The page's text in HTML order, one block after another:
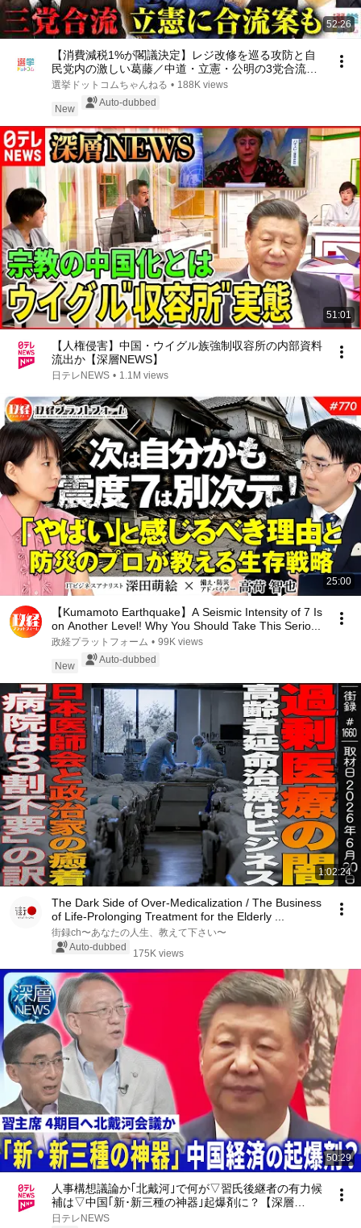
52:26
【消費減税1%が閣議決定】レジ改修を巡る攻防と自
民党内の激しい葛藤／中道・立憲・公明の3党合流構
想に浮上した「第4の選択肢」とは？【今野忍×山本
期日前】｜選挙ドットコム
選挙ドットコムちゃんねる • 188K views
New
Auto-dubbed
51:01
【人権侵害】中国・ウイグル族強制収容所の内部資料
流出か【深層NEWS】
日テレNEWS • 1.1M views
25:00
【Kumamoto Earthquake】A Seismic Intensity of 7 Is
on Another Level! Why You Should Take This Serio...
政経プラットフォーム • 99K views
New
Auto-dubbed
1:02:24
The Dark Side of Over-Medicalization / The Business
of Life-Prolonging Treatment for the Elderly ...
街録ch〜あなたの人生、教えて下さい〜
Auto-dubbed
175K views
50:29
人事構想議論か｢北戴河｣で何が▽習氏後継者の有力候
補は▽中国｢新･新三種の神器｣起爆剤に？【深層
NEWS】8月5日(水)
日テレNEWS